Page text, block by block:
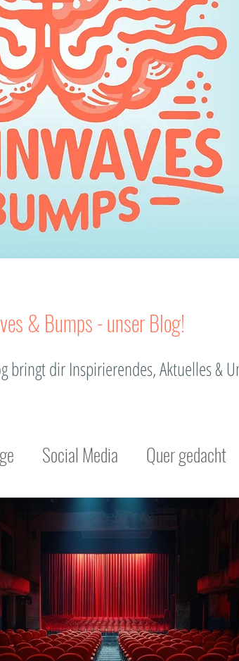
& Bumps - unser Blog!
bringt dir Inspirierendes, Aktuelles &
Social Media Quer gedacht
Innovation
Nachhaltigkeit
Megatrend